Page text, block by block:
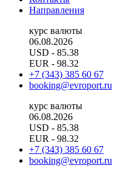
Направления
курс валюты
06.08.2026
USD - 85.38
EUR - 98.32
+7 (343) 385 60 67
booking@evroport.ru
курс валюты
06.08.2026
USD - 85.38
EUR - 98.32
+7 (343) 385 60 67
booking@evroport.ru